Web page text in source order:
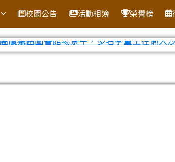
校園公告 活動相簿 榮譽榜